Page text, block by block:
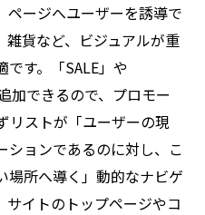
ページへユーザーを誘導で
雑貨など、ビジュアルが重
す。「SALE」や
加できるので、プロモー
リストが「ユーザーの現
ションであるのに対し、こ
場所へ導く」動的なナビゲ
イトのトップページやコ